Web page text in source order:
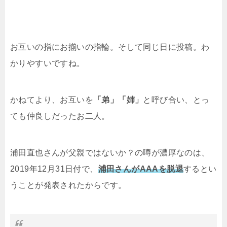
お互いの指にお揃いの指輪。そして同じ日に投稿。わ
かりやすいですね。
かねてより、お互いを 「弟」「姉」 と呼び合い、とっ
ても仲良しだったお二人。
浦田直也さんが父親ではないか？の噂が濃厚なのは、
2019年12月31日付で、 浦田さんがAAAを脱退するとい
うことが発表されたからです。